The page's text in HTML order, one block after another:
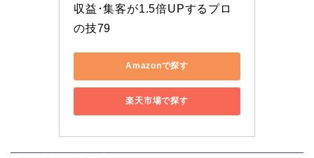
収益･集客が1.5倍UPするプロ
の技79
Amazonで探す
楽天市場で探す